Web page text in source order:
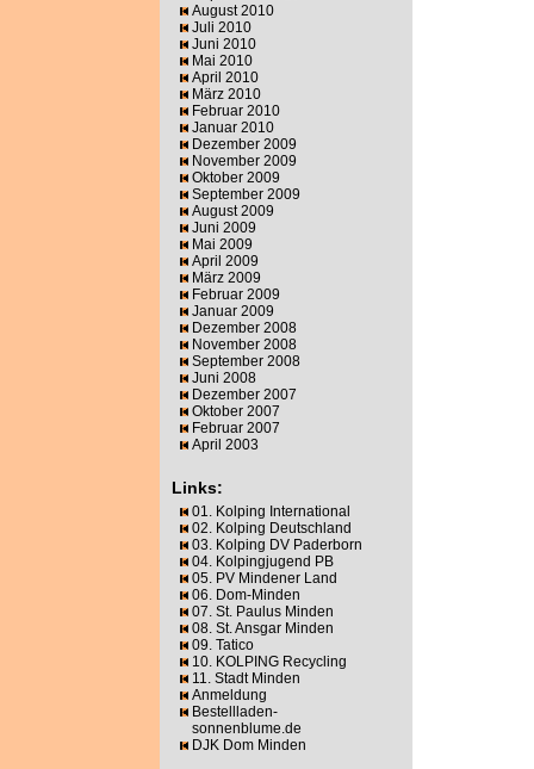
August 2010
Juli 2010
Juni 2010
Mai 2010
April 2010
März 2010
Februar 2010
Januar 2010
Dezember 2009
November 2009
Oktober 2009
September 2009
August 2009
Juni 2009
Mai 2009
April 2009
März 2009
Februar 2009
Januar 2009
Dezember 2008
November 2008
September 2008
Juni 2008
Dezember 2007
Oktober 2007
Februar 2007
April 2003
Links:
01. Kolping International
02. Kolping Deutschland
03. Kolping DV Paderborn
04. Kolpingjugend PB
05. PV Mindener Land
06. Dom-Minden
07. St. Paulus Minden
08. St. Ansgar Minden
09. Tatico
10. KOLPING Recycling
11. Stadt Minden
Anmeldung
Bestellladen-
sonnenblume.de
DJK Dom Minden